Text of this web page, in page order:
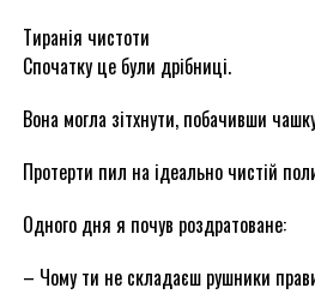
Тиранія чистоти
Спочатку це були дрібниці.
Вона могла зітхнути, побачивши
Протерти пил на ідеально чистій
Одного дня я почув роздратоване:
– Чому ти не складаєш рушники